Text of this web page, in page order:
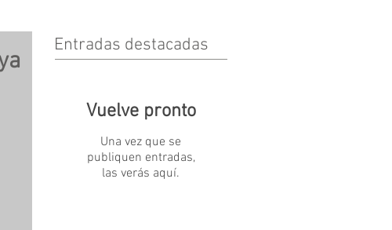
Entradas destacadas
Vuelve pronto
Una vez que se
publiquen entradas,
las verás aquí.